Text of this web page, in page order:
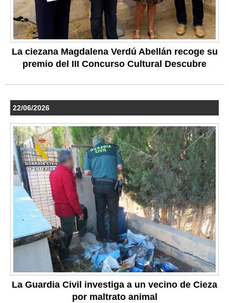
La ciezana Magdalena Verdú Abellán recoge su
premio del III Concurso Cultural Descubre
22/06/2026
La Guardia Civil investiga a un vecino de Cieza
por maltrato animal